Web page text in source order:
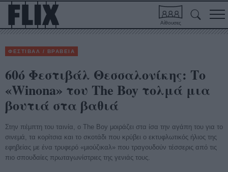
Αίθουσες
ΦΕΣΤΙΒΑΛ / ΒΡΑΒΕΙΑ
60ό Φεστιβάλ Θεσσαλονίκης: Το
«Winona» του The Boy τολμά μια
βουτιά στα βαθιά
Στην πέμπτη του ταινία, ο The Boy μοιράζει στα ίσα την αγάπη του για το
σινεμά, τα κορίτσια και το σκοτάδι που κρύβει ο εκτυφλωτικός ήλιος της
εφηβείας με ένα τρυφερό «μιούζικαλ» που τραγουδούν τέσσερις από τις
πιο σπουδαίες πρωταγωνίστριες της γενιάς τους.